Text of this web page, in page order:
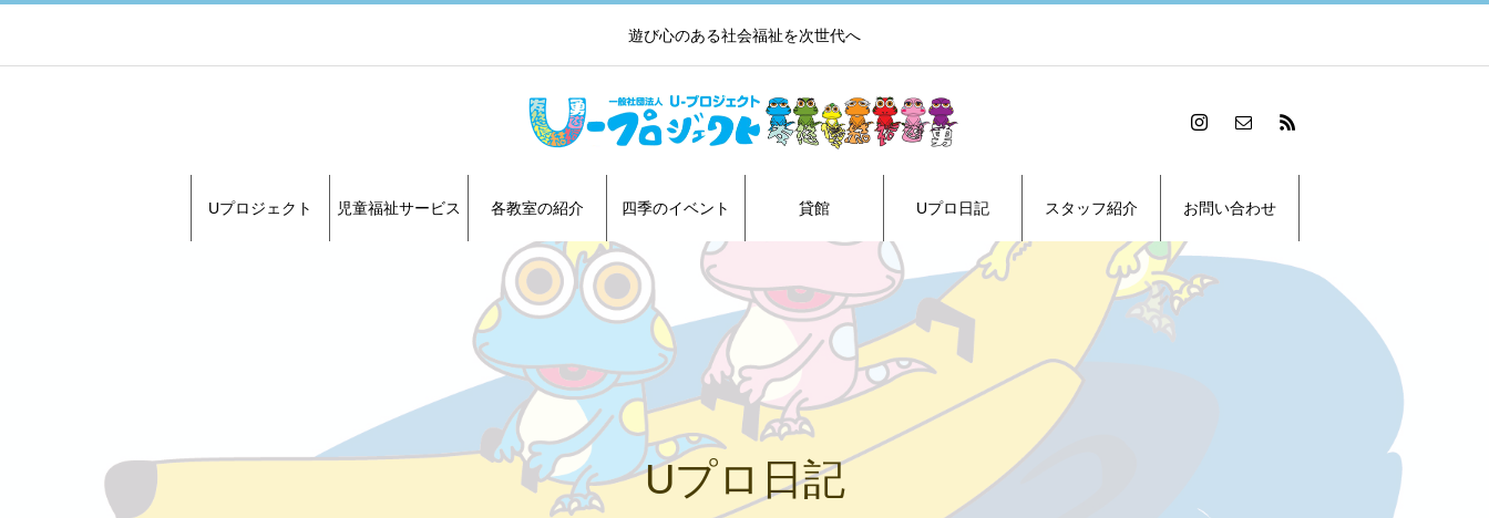
遊び心のある社会福祉を次世代へ
Uプロジェクト 児童福祉サービス 各教室の紹介 四季のイベント 貸館 Uプロ日記 スタッフ紹介 お問い合わせ
Uプロ日記